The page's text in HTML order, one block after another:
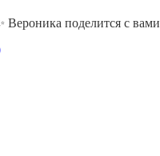
Вероника поделится с